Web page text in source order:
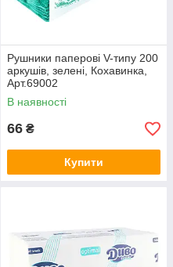
Рушники паперові V-типу 200
аркушів, зелені, Кохавинка,
Арт.69002
В наявності
66 ₴
Купити